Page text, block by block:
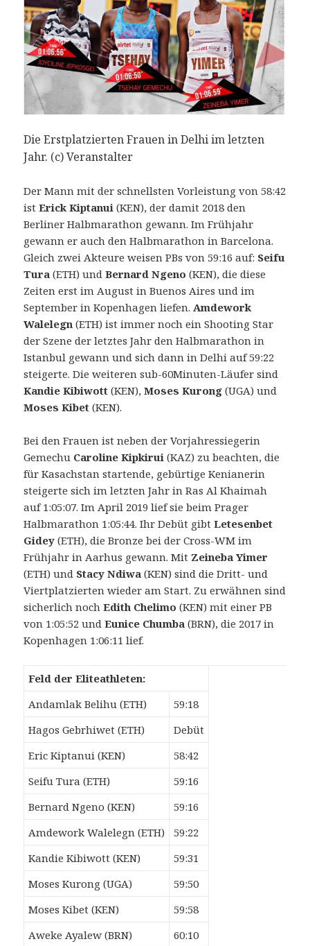
Die Erstplatzierten Frauen in Delhi im letzten
Jahr. (c) Veranstalter
Der Mann mit der schnellsten Vorleistung von 58:42
istErick Kiptanui (KEN), der damit 2018 den
Berliner Halbmarathon gewann. Im Frühjahr
gewann er auch den Halbmarathon in Barcelona.
Gleich zwei Akteure weisen PBs von 59:16 auf: Seifu
Tura (ETH) undBernard Ngeno (KEN), die diese
Zeiten erst im August in Buenos Aires und im
September in Kopenhagen liefen.Amdework
Walelegn (ETH) ist immer noch ein Shooting Star
der Szene der letztes Jahr den Halbmarathon in
Istanbul gewann und sich dann in Delhi auf 59:22
steigerte. Die weiteren sub-60Minuten-Läufer sind
Kandie Kibiwott (KEN),Moses Kurong (UGA) und
Moses Kibet (KEN).
Bei den Frauen ist neben der Vorjahressiegerin
Gemechu Caroline Kipkirui (KAZ) zu beachten, die
für Kasachstan startende, gebürtige Kenianerin
steigerte sich im letzten Jahr in Ras Al Khaimah
auf 1:05:07. Im April 2019 lief sie beim Prager
Halbmarathon 1:05:44. Ihr Debüt gibtLetesenbet
Gidey (ETH), die Bronze bei der Cross-WM im
Frühjahr in Aarhus gewann. Mit Zeineba Yimer
(ETH) und Stacy Ndiwa (KEN) sind die Dritt- und
Viertplatzierten wieder am Start. Zu erwähnen sind
sicherlich noch Edith Chelimo (KEN) mit einer PB
von 1:05:52 undEunice Chumba (BRN), die 2017 in
Kopenhagen 1:06:11 lief.
Feld der Eliteathleten:
Andamlak Belihu (ETH)
59:18
Hagos Gebrhiwet (ETH)
Debüt
Eric Kiptanui (KEN)
58:42
Seifu Tura (ETH)
59:16
Bernard Ngeno (KEN)
59:16
Amdework Walelegn (ETH)
59:22
Kandie Kibiwott (KEN)
59:31
Moses Kurong (UGA)
59:50
Moses Kibet (KEN)
59:58
Aweke Ayalew (BRN)
60:10